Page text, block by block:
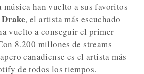
música han vuelto a sus favoritos
Drake, el artista más escuchado
vuelto a conseguir el primer
8.200 millones de streams
canadiense es el artista más
de todos los tiempos.